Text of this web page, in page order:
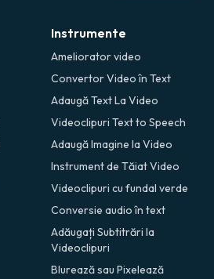
Instrumente
Ameliorator video
Convertor Video în Text
Adaugă Text La Video
Videoclipuri Text to Speech
Adaugă Imagine la Video
Instrument de Tăiat Video
Videoclipuri cu fundal verde
Conversie audio în text
Adăugați Subtitrări la
Videoclipuri
Blurează sau Pixelează